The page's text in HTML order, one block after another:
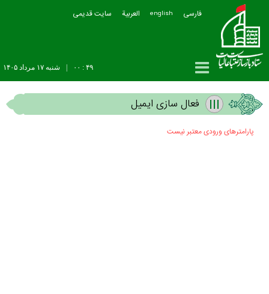
فارسی english العربیة سایت قدیمی
شنبه ۱۷ مرداد ۱۴۰۵ ۴۹ : ۰۰
فعال سازی ایمیل
پارامترهای ورودی معتبر نیست